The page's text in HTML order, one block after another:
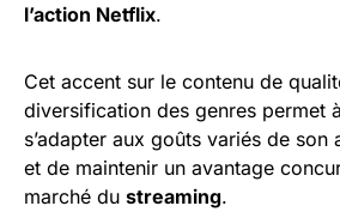
l’action Netflix.
Cet accent sur le contenu de
diversification des genres permet à
s’adapter aux goûts variés de son
et de maintenir un avantage
marché du streaming.